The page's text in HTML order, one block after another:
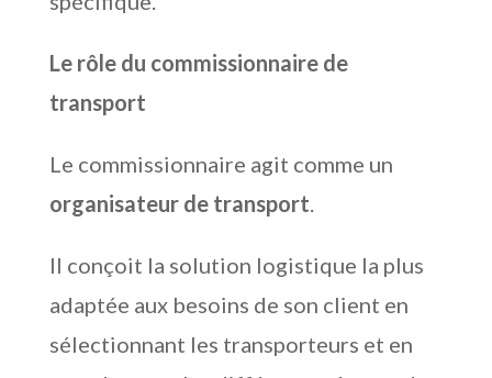
Le rôle du commissionnaire de
transport
Le commissionnaire agit comme un
organisateur de transport.
Il conçoit la solution logistique la plus
adaptée aux besoins de son client en
sélectionnant les transporteurs et en